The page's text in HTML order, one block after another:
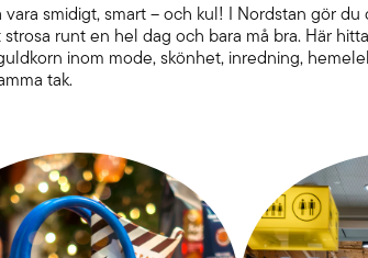
smidigt, smart – och kul! I Nordstan gör du
runt en hel dag och bara må bra. Här
inom mode, skönhet, inredning,
tak.